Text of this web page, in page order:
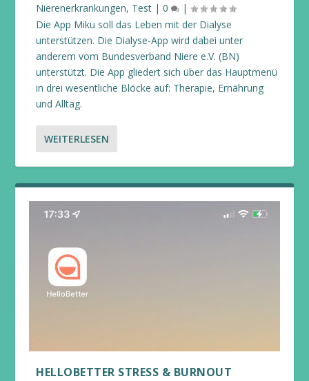
Nierenerkrankungen, Test |0
|
Die App Miku soll das Leben mit der Dialyse
unterstützen. Die Dialyse-App wird dabei unter
anderem vom Bundesverband Niere e.V. (BN)
unterstützt. Die App gliedert sich über das Hauptmenü
in drei wesentliche Blöcke auf: Therapie, Ernährung
und Alltag.
WEITERLESEN
HELLOBETTER STRESS & BURNOUT